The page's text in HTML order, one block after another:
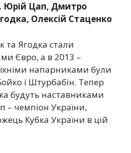
Юрій Цап, Дмитро
Олексій Стаценко
та Ягодка стали
Євро, а в 2013 –
напарниками були
і Штурбабін. Тепер
будуть наставниками
чемпіон України,
Кубка України в цій